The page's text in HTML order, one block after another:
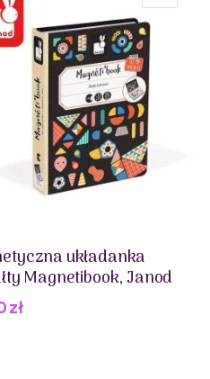
układanka
Magnetibook, Janod
zł